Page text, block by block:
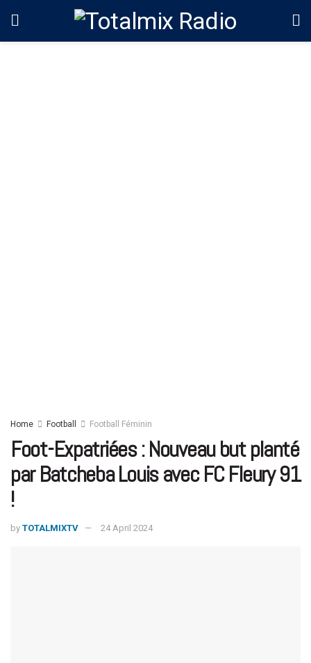
Home Football Football Féminin
Foot-Expatriées : Nouveau but planté
par Batcheba Louis avec FC Fleury 91
!
by TOTALMIXTV 24 April 2024